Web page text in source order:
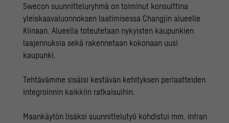
Swecon suunnitteluryhmä on toiminut konsulttina
yleiskaavaluonnoksen laatimisessa Changjin alueelle
Kiinaan. Alueella toteutetaan nykyisten kaupunkien
laajennuksia sekä rakennetaan kokonaan uusi
kaupunki.
Tehtävämme sisälsi kestävän kehityksen periaatteiden
integroinnin kaikkiin ratkaisuihin.
Maankäytön lisäksi suunnittelutyö kohdistui mm. infran